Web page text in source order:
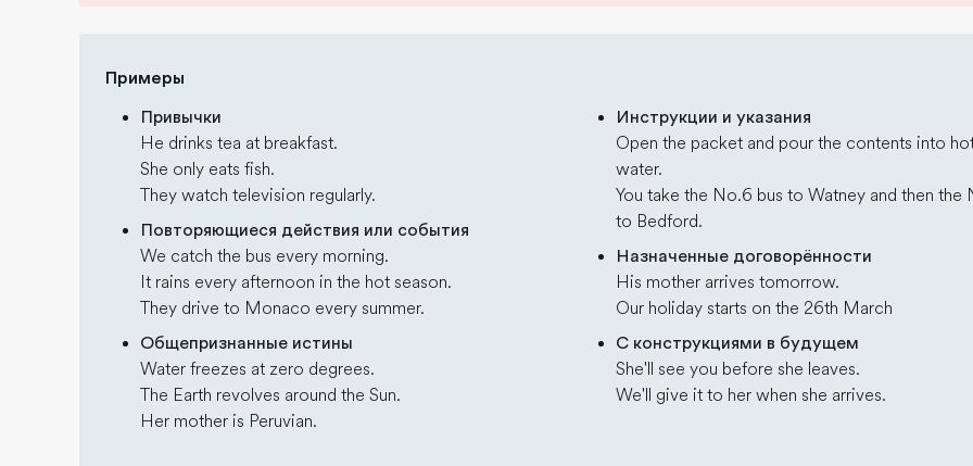
Примеры
Привычки
He drinks tea at breakfast.
She only eats fish.
They watch television regularly.
Повторяющиеся действия или события
We catch the bus every morning.
It rains every afternoon in the hot season.
They drive to Monaco every summer.
Общепризнанные истины
Water freezes at zero degrees.
The Earth revolves around the Sun.
Her mother is Peruvian.
Инструкции и указания
Open the packet and pour the contents into
water.
You take the No.6 bus to Watney and then the
to Bedford.
Назначенные договорённости
His mother arrives tomorrow.
Our holiday starts on the 26th March
С конструкциями в будущем
She'll see you before she leaves.
We'll give it to her when she arrives.